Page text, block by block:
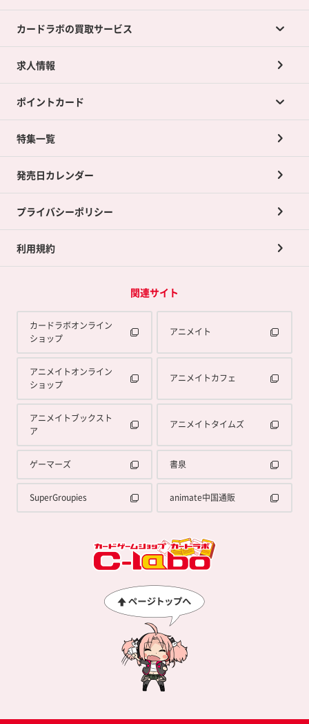
カードラボの買取サービス
カードラボの買取サービスTOP
店舗買取について
ネット買取について
買取承諾書について
求人情報
ポイントカード
ポイントカードTOP
ポイント交換景品
特集一覧
発売日カレンダー
プライバシーポリシー
利用規約
関連サイト
カードラボオンライン
ショップ
アニメイト
アニメイトオンライン
ショップ
アニメイトカフェ
アニメイトブックスト
ア
アニメイトタイムズ
ゲーマーズ 書泉
SuperGroupies animate中国通販